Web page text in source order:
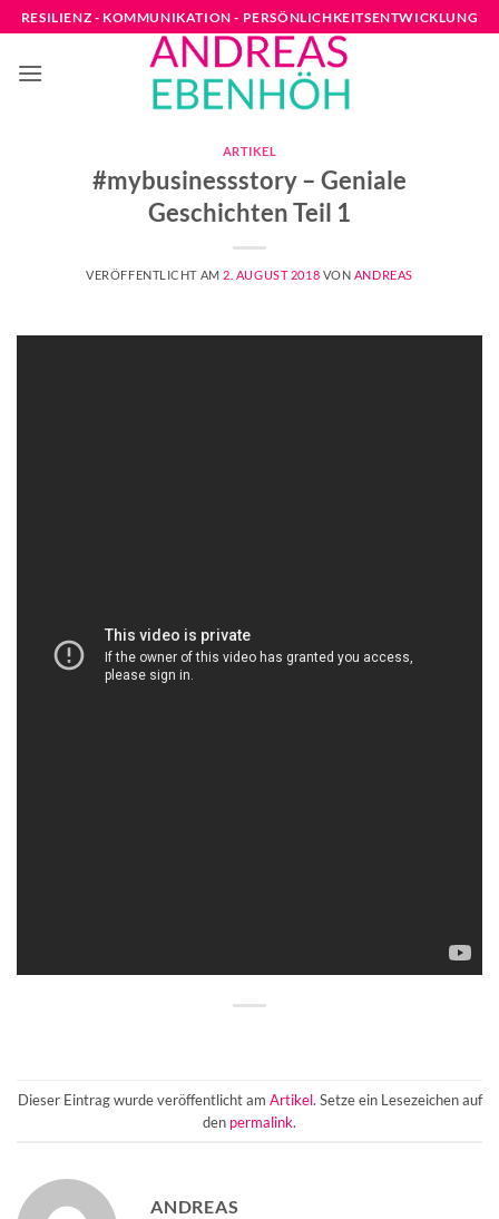
Zum
Inhalt
springen
RESILIENZ - KOMMUNIKATION - PERSÖNLICHKEITSENTWICKLUNG
ARTIKEL
#mybusinessstory – Geniale
Geschichten Teil 1
VERÖFFENTLICHT AM 2. AUGUST 2018 VON ANDREAS
Dieser Eintrag wurde veröffentlicht am Artikel. Setze ein Lesezeichen auf
den permalink.
ANDREAS